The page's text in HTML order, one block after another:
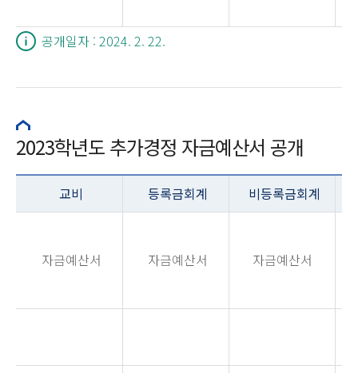
공개일자 : 2024. 2. 22.
2023학년도 추가경정 자금예산서 공개
교비 등록금회계 비등록금회계
자금예산서 자금예산서 자금예산서